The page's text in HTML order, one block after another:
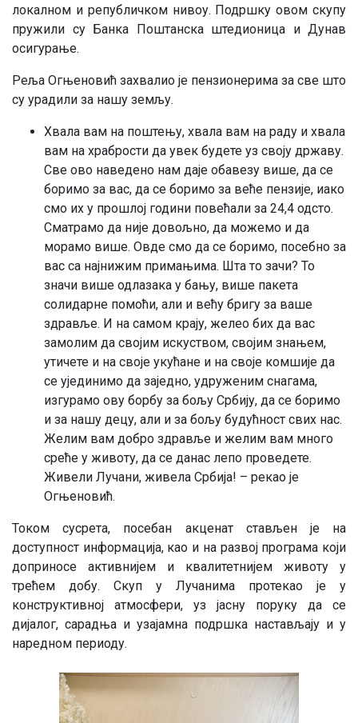
локалном и републичком нивоу. Подршку овом скупу
пружили су Банка Поштанска штедионица и Дунав
осигурање.
Реља Огњеновић захвалио је пензионерима за све што
су урадили за нашу земљу.
Хвала вам на поштењу, хвала вам на раду и хвала
вам на храбрости да увек будете уз своју државу.
Све ово наведено нам даје обавезу више, да се
боримо за вас, да се боримо за веће пензије, иако
смо их у прошлој години повећали за 24,4 одсто.
Сматрамо да није довољно, да можемо и да
морамо више. Овде смо да се боримо, посебно за
вас са најнижим примањима. Шта то зачи? То
значи више одлазака у бању, више пакета
солидарне помоћи, али и већу бригу за ваше
здравље. И на самом крају, желео бих да вас
замолим да својим искуством, својим знањем,
утичете и на своје укућане и на своје комшије да
се ујединимо да заједно, удруженим снагама,
изгурамо ову борбу за бољу Србију, да се боримо
и за нашу децу, али и за бољу будућност свих нас.
Желим вам добро здравље и желим вам много
среће у животу, да се данас лепо проведете.
Живели Лучани, живела Србија! – рекао је
Огњеновић.
Током сусрета, посебан акценат стављен је на
доступност информација, као и на развој програма који
доприносе активнијем и квалитетнијем животу у
трећем добу. Скуп у Лучанима протекао је у
конструктивној атмосфери, уз јасну поруку да се
дијалог, сарадња и узајамна подршка настављају и у
наредном периоду.
Image
Image
Image
Image